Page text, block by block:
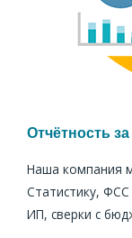
Отчётность
Наша компания
Статистику,
ИП, сверки с